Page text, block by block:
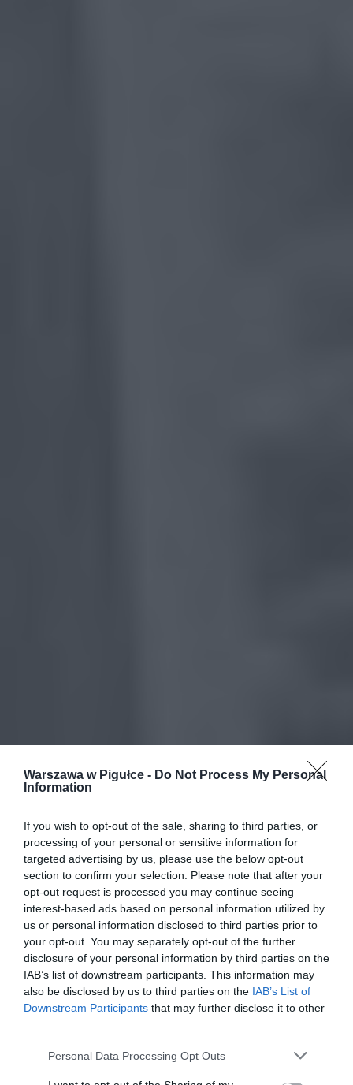
Warszawa w Pigułce - Do Not Process My Personal
Information
If you wish to opt-out of the sale, sharing to third parties, or
processing of your personal or sensitive information for
targeted advertising by us, please use the below opt-out
section to confirm your selection. Please note that after your
opt-out request is processed you may continue seeing
interest-based ads based on personal information utilized by
us or personal information disclosed to third parties prior to
your opt-out. You may separately opt-out of the further
disclosure of your personal information by third parties on the
IAB’s list of downstream participants. This information may
also be disclosed by us to third parties on the IAB’s List of
Downstream Participants that may further disclose it to other
Personal Data Processing Opt Outs